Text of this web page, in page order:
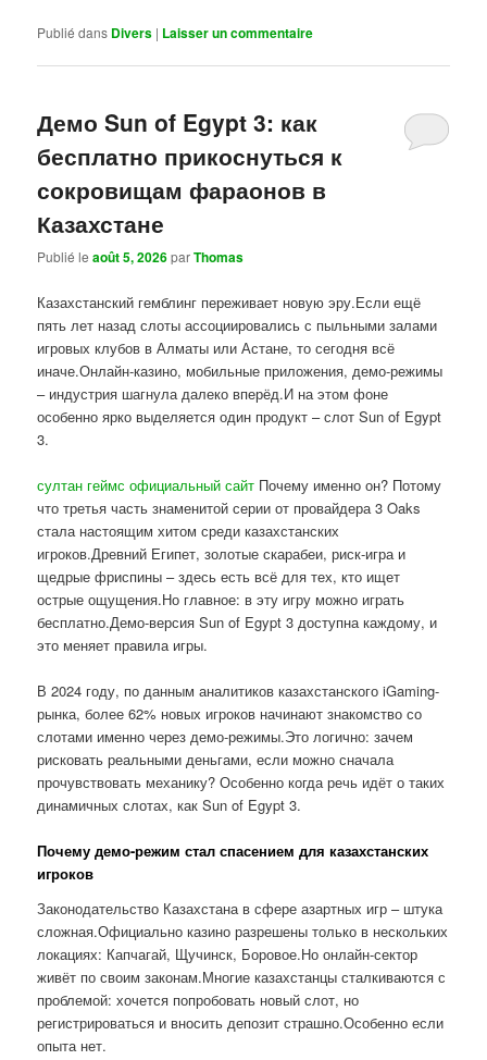
Publié dans Divers | Laisser un commentaire
Демо Sun of Egypt 3: как
бесплатно прикоснуться к
сокровищам фараонов в
Казахстане
Publié leaoût 5, 2026parThomas
Казахстанский гемблинг переживает новую эру.Если ещё
пять лет назад слоты ассоциировались с пыльными залами
игровых клубов в Алматы или Астане, то сегодня всё
иначе.Онлайн-казино, мобильные приложения, демо-режимы
– индустрия шагнула далеко вперёд.И на этом фоне
особенно ярко выделяется один продукт – слот Sun of Egypt
3.
султан геймс официальный сайт Почему именно он? Потому
что третья часть знаменитой серии от провайдера 3 Oaks
стала настоящим хитом среди казахстанских
игроков.Древний Египет, золотые скарабеи, риск-игра и
щедрые фриспины – здесь есть всё для тех, кто ищет
острые ощущения.Но главное: в эту игру можно играть
бесплатно.Демо-версия Sun of Egypt 3 доступна каждому, и
это меняет правила игры.
В 2024 году, по данным аналитиков казахстанского iGaming-
рынка, более 62% новых игроков начинают знакомство со
слотами именно через демо-режимы.Это логично: зачем
рисковать реальными деньгами, если можно сначала
прочувствовать механику? Особенно когда речь идёт о таких
динамичных слотах, как Sun of Egypt 3.
Почему демо-режим стал спасением для казахстанских
игроков
Законодательство Казахстана в сфере азартных игр – штука
сложная.Официально казино разрешены только в нескольких
локациях: Капчагай, Щучинск, Боровое.Но онлайн-сектор
живёт по своим законам.Многие казахстанцы сталкиваются с
проблемой: хочется попробовать новый слот, но
регистрироваться и вносить депозит страшно.Особенно если
опыта нет.